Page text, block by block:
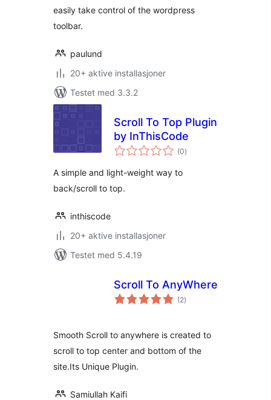
easily take control of the wordpress
toolbar.
paulund
20+ aktive installasjoner
Testet med 3.3.2
Scroll To Top Plugin
by InThisCode
(0totale
vurderinger
)
A simple and light-weight way to
back/scroll to top.
inthiscode
20+ aktive installasjoner
Testet med 5.4.19
Scroll To AnyWhere
(2totale
vurderinger
)
Smooth Scroll to anywhere is created to
scroll to top center and bottom of the
site.Its Unique Plugin.
Samiullah Kaifi